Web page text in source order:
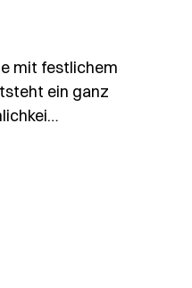
mit festlichem
ein ganz